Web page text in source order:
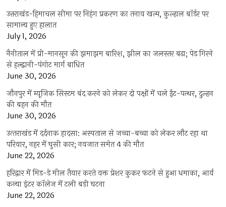
उत्तराखंड-हिमाचल सीमा पर निहंग प्रकरण का तनाव खत्म, कुल्हाल बॉर्डर पर
सामान्य हुए हालात
July 1, 2026
नैनीताल में प्री-मानसून की झमाझम बारिश, झील का जलस्तर बढ़ा; पेड़ गिरने
से हल्द्वानी-पंगोट मार्ग बाधित
June 30, 2026
जौनपुर में म्यूजिक सिस्टम बंद करने को लेकर दो पक्षों में चले ईंट-पत्थर, दुल्हन
की बहन की मौत
June 30, 2026
उत्‍तराखंड में दर्दनाक हादसा: अस्पताल से जच्चा-बच्चा को लेकर लौट रहा था
परिवार, नहर में घुसी कार; नवजात समेत 4 की मौत
June 22, 2026
हरिद्वार में मिड-डे मील तैयार करते वक्त प्रेशर कुकर फटने से हुआ धमाका, आर्य
कन्या इंटर कॉलेज में टली बड़ी घटना
June 22, 2026